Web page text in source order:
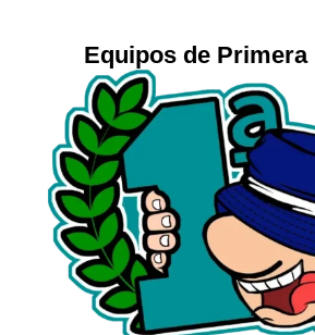
Equipos de